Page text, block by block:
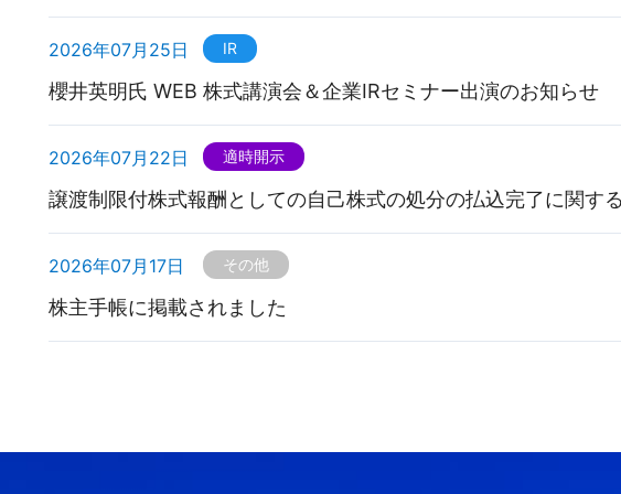
2026年07月25日 IR
櫻井英明氏 WEB 株式講演会＆企業IRセミナー出演のお知らせ
2026年07月22日 適時開示
譲渡制限付株式報酬としての自己株式の処分の払込完了に関す
2026年07月17日 その他
株主手帳に掲載されました